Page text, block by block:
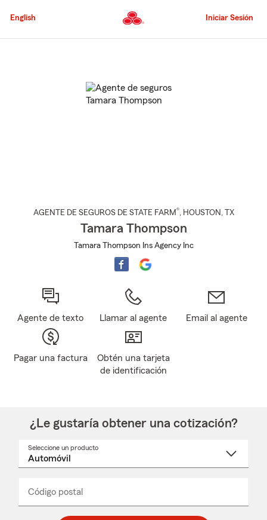
al
principal
English Iniciar Sesión
AGENTE DE SEGUROS DE STATE FARM®, HOUSTON , TX
Tamara Thompson
Tamara Thompson Ins Agency Inc
Agente de texto Llamar al agente Email al agente
Pagar una factura
Obtén una tarjeta
de identificación
¿Le gustaría obtener una cotización?
Seleccione un producto
desplegable
Código postal
_____